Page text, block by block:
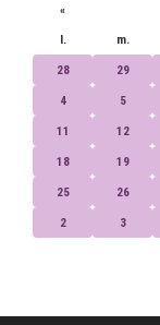
«
l. m.
28 29
4 5
11 12
18 19
25 26
2 3